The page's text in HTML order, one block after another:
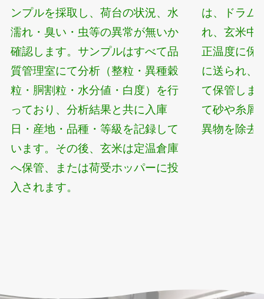
ンプルを採取し、荷台の状況、水
濡れ・臭い・虫等の異常が無いか
確認します。サンプルはすべて品
質管理室にて分析（整粒・異種穀
粒・胴割粒・水分値・白度）を行
っており、分析結果と共に入庫
日・産地・品種・等級を記録して
います。その後、玄米は定温倉庫
へ保管、または荷受ホッパーに投
入されます。
は、ドラム
れ、玄米中
正温度に保
に送られ、
て保管しま
て砂や糸屑
異物を除去